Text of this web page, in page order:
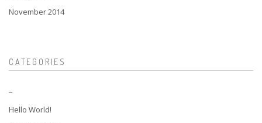
November 2014
CATEGORIES
–
Hello World!